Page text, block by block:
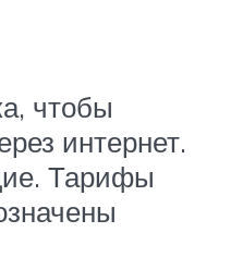
чтобы
интернет.
Тарифы